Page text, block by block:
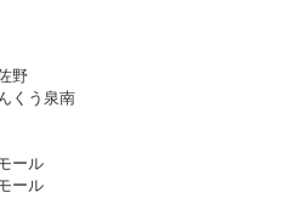
野
くう泉南
ール
ール